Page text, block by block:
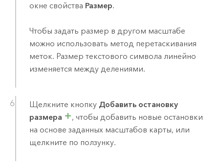
окне свойства Размер.
Чтобы задать размер в другом масштабе
можно использовать метод перетаскивания
меток. Размер текстового символа линейно
изменяется между делениями.
Щелкните кнопку Добавить остановку
размера
, чтобы добавить новые остановки
на основе заданных масштабов карты, или
щелкните по ползунку.